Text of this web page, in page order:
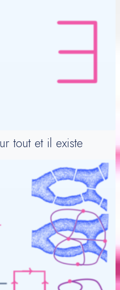
tout et il existe